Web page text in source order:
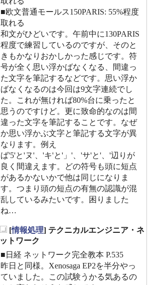
■欧文普通モールス150PARIS: 55%程度
取れる
和文がひどいです。午前中に130PARIS
程度で練習しているのですが、そのと
きもかなりおかしかった感じです。符
号が全く思い浮かばなくなる、間違っ
た文字を筆記するなどです。思い浮か
ばなくなるのは今回は9文字連続でし
た。これが無ければ80%台に乗ったと
思うのですけど。更に致命的なのは間
違った文字を筆記することです。なぜ
か思い浮かぶ文字と筆記する文字が異
なります。例え
ば'5'と'ヌ'、'キ'と'」'、'サ'と'、'辺りが
良く間違えます。どの符号も頭に短点
があるかないかで他は同じになりま
す。つまり頭の短点の有無の認識が混
乱しているみたいです。困りました
ね…
[情報処理] テクニカルエンジニア・ネ
ットワーク
■日経 ネットワーク完全教本 P.535
昨日と同様。Xenosaga EP2を半分やっ
ていました。この試験うかる気あるの